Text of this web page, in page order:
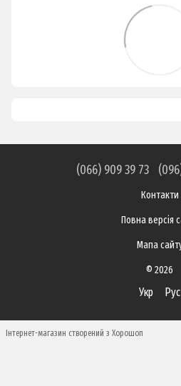
(066) 909 39 73
Контакти
Повна версія
Мапа
© 2026
Укр Рус
Інтернет-магазин створений з Хорошоп